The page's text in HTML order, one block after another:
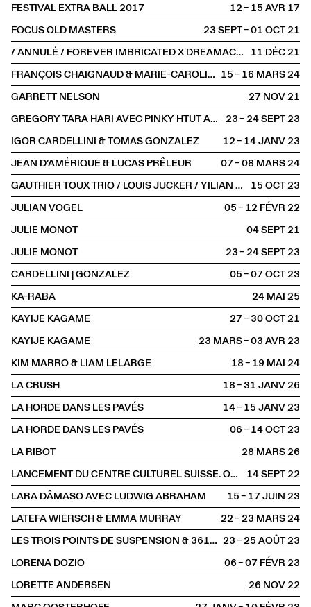
FESTIVAL EXTRA BALL 2017
12 – 15 AVR2017
FOCUS OLD MASTERS
23 SEPT – 01 OCT2021
/ ANNULÉ / FOREVER IMBRICATED X DREAMACHINE 11 DÉC2021
FRANÇOIS CHAIGNAUD & MARIE-CAROLINE HOMINAL 15 – 16 MARS2024
GARRETT NELSON
27 NOV2021
GREGORY TARA HARI AVEC PINKY HTUT AUNG
23 – 24 SEPT2023
IGOR CARDELLINI & TOMAS GONZALEZ
12 – 14 JANV2023
JEAN D’AMÉRIQUE & LUCAS PRÊLEUR
07 – 08 MARS2024
GAUTHIER TOUX TRIO / LOUIS JUCKER / YILIAN CAÑIZARES
15 OCT2023
JULIAN VOGEL
05 – 12 FÉVR2022
JULIE MONOT
04 SEPT2021
JULIE MONOT
23 – 24 SEPT2023
CARDELLINI | GONZALEZ
05 – 07 OCT2023
KA-RABA
24 MAI2025
KAYIJE KAGAME
27 – 30 OCT2021
KAYIJE KAGAME
23 MARS – 03 AVR2023
KIM MARRO & LIAM LELARGE
18 – 19 MAI2024
LA CRUSH
18 – 31 JANV2026
LA HORDE DANS LES PAVÉS
14 – 15 JANV2023
LA HORDE DANS LES PAVÉS
06 – 14 OCT2023
LA RIBOT
28 MARS2026
LANCEMENT DU CENTRE CULTUREL SUISSE. ON TOUR
14 SEPT2022
LARA DÂMASO AVEC LUDWIG ABRAHAM
15 – 17 JUIN2023
LATEFA WIERSCH & EMMA MURRAY
22 – 23 MARS2024
LES TROIS POINTS DE SUSPENSION & 3615 DAKOTA 23 – 25 AOÛT2023
LORENA DOZIO
06 – 07 FÉVR2023
LORETTE ANDERSEN
26 NOV2022